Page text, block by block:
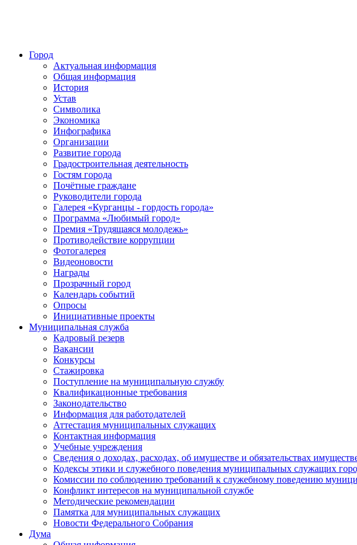
Город
Актуальная информация
Общая информация
История
Устав
Символика
Экономика
Инфографика
Организации
Развитие города
Градостроительная деятельность
Гостям города
Почётные граждане
Руководители города
Галерея «Курганцы - гордость города»
Программа «Любимый город»
Премия «Трудящаяся молодежь»
Противодействие коррупции
Фотогалерея
Видеоновости
Награды
Прозрачный город
Календарь событий
Опросы
Инициативные проекты
Муниципальная служба
Кадровый резерв
Вакансии
Конкурсы
Стажировка
Поступление на муниципальную службу
Квалификационные требования
Законодательство
Информация для работодателей
Аттестация муниципальных служащих
Контактная информация
Учебные учреждения
Сведения о доходах, расходах, об имуществе и обязательствах
Кодексы этики и служебного поведения муниципальных служащих
Комиссии по соблюдению требований к служебному поведению
Конфликт интересов на муниципальной службе
Методические рекомендации
Памятка для муниципальных служащих
Новости Федерального Cобрания
Дума